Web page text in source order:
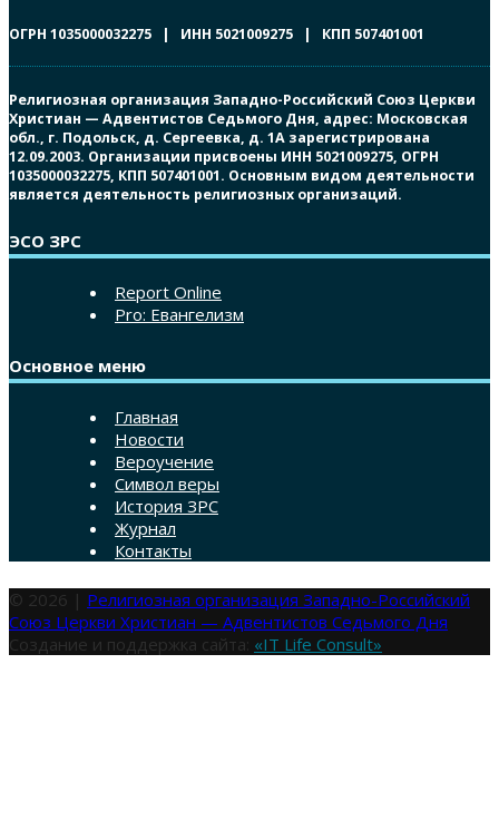
ОГРН 1035000032275 | ИНН 5021009275 | КПП 507401001
Религиозная организация Западно-Российский Союз Церкви
Христиан — Адвентистов Седьмого Дня, адрес: Московская
обл., г. Подольск, д. Сергеевка, д. 1А зарегистрирована
12.09.2003. Организации присвоены ИНН 5021009275, ОГРН
1035000032275, КПП 507401001. Основным видом деятельности
является деятельность религиозных организаций.
ЭСО ЗРС
Report Online
Pro: Евангелизм
Основное меню
Главная
Новости
Вероучение
Символ веры
История ЗРС
Журнал
Контакты
© 2026 | Религиозная организация Западно-Российский
Союз Церкви Христиан — Адвентистов Седьмого Дня
Создание и поддержка сайта: «IT Life Consult»